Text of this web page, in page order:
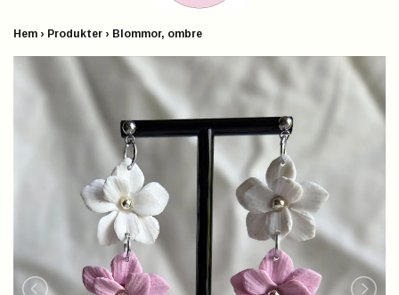
Hem › Produkter › Blommor, ombre